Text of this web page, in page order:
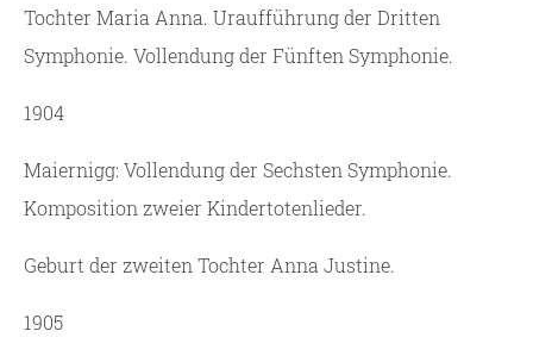
Tochter Maria Anna. Uraufführung der Dritten
Symphonie. Vollendung der Fünften Symphonie.
1904
Maiernigg: Vollendung der Sechsten Symphonie.
Komposition zweier Kindertotenlieder.
Geburt der zweiten Tochter Anna Justine.
1905